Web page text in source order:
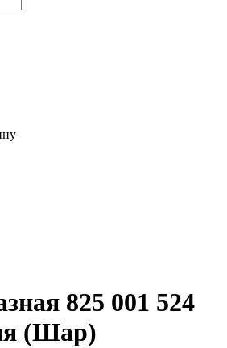
825 001 524
(Шар)